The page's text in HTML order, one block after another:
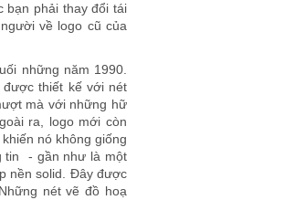
bạn phải thay đổi tái
về logo cũ của
những năm 1990.
thiết kế với nét
mà với những hữ
ra, logo mới còn
nó không giống
tin - gần như là một
nền solid. Đây được
nét vẽ đồ hoạ